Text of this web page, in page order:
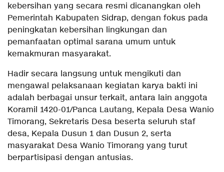
kebersihan yang secara resmi dicanangkan oleh
Pemerintah Kabupaten Sidrap, dengan fokus pada
peningkatan kebersihan lingkungan dan
pemanfaatan optimal sarana umum untuk
kemakmuran masyarakat.
Hadir secara langsung untuk mengikuti dan
mengawal pelaksanaan kegiatan karya bakti ini
adalah berbagai unsur terkait, antara lain anggota
Koramil 1420-01/Panca Lautang, Kepala Desa Wanio
Timorang, Sekretaris Desa beserta seluruh staf
desa, Kepala Dusun 1 dan Dusun 2, serta
masyarakat Desa Wanio Timorang yang turut
berpartisipasi dengan antusias.